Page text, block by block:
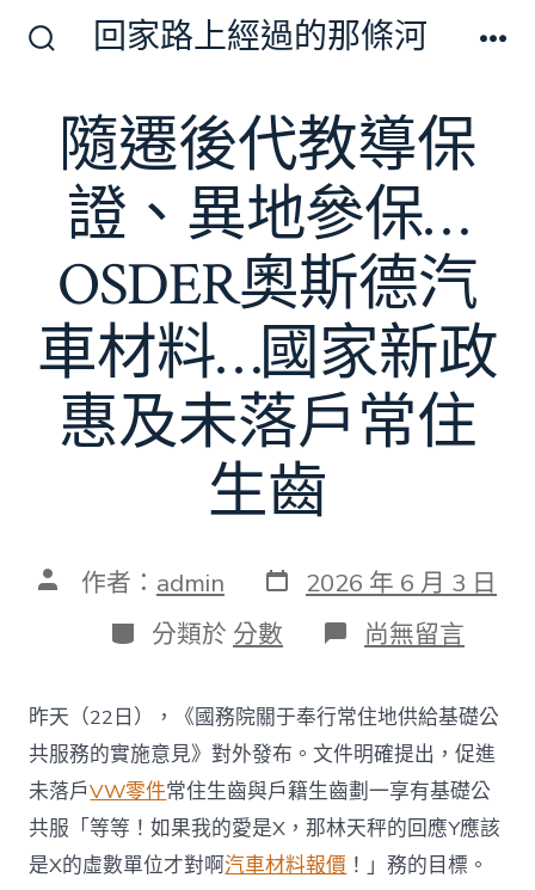
切
開
回家路上經過的那條河
隨遷後代教導保
證、異地參保…
OSDER奧斯德汽
車材料…國家新政
惠及未落戶常住
生齒
文 作者： admin 發
表
日
期
2026 年 6 月 3 日
分
類
分類於 分數 在
〈隨
後
代
教
導
保
證、
異
地
尚無留言
昨天（22日），《國務院關于奉行常住地供給基礎公
共服務的實施意見》對外發布。文件明確提出，促進
未落戶VW零件常住生齒與戶籍生齒劃一享有基礎公
共服「等等！如果我的愛是X，那林天秤的回應Y應該
是X的虛數單位才對啊汽車材料報價 ！」務的目標。